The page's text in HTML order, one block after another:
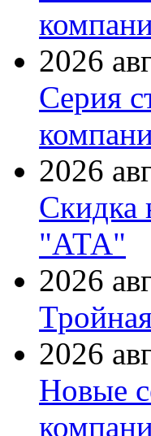
2026
Серия
2026
Скидка
"АТА"
2026
2026
Новые